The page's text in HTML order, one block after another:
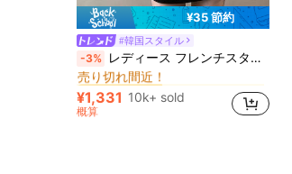
¥35 節約
#韓国スタイル
-3% レディース フレンチスタイル ブラック水玉柄 サテン ドローストリング バッド ルーズ タンクトップ ホワイト
#1 ベストセラー
売り切れ間近！
#1 ベストセラー
売り切れ間近！
#1 ベストセラー
売り切れ間近！
#1 ベストセラー ゆるい 女性用タンクトップ&キャミス
売り切れ間近！
¥1,331 10k+ sold
概算